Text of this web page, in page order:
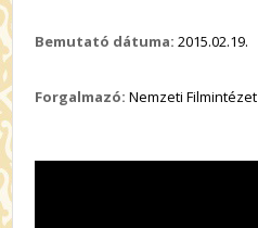
Bemutató dátuma: 2015.02.19.
Forgalmazó: Nemzeti Filmintézet